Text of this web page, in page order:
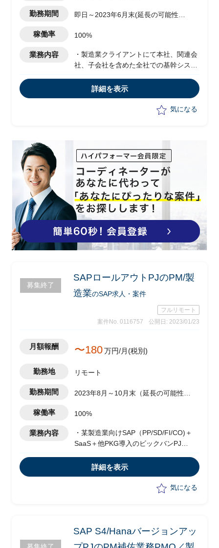
勤務期間
即日～2023年6月末(延長の可能性あ
稼働率 100%
業務内容
・製造業クライアントにて本社、関連会
社、子会社を含めた全社での基幹システ
・チームメンバーとして他メンバーと協
業し下記業務を担当
-参画後はコードマスタ関連の推進チー
-チーム横断の課題に関しては、課題解
決のための推進をリード
詳細を表示
気になる
募集終了
SAPロールアウトPJのPM/製
造業のSAP求人・案件
フルリモート
案件No. 0116757
公開日: 2023/01/23
月額報酬 〜180万円/月(税別)
勤務地 リモート
勤務期間
2023年8月～10月末（延長の可能性あ
稼働率 100%
業務内容
・某製造業向けSAP（PP/SD/FI/CO)＋
SaaS＋他PKG導入のビックバンPJ
子会社へ展開するPJのPM支援
詳細を表示
気になる
SAP S4/Hanaバージョンアッ